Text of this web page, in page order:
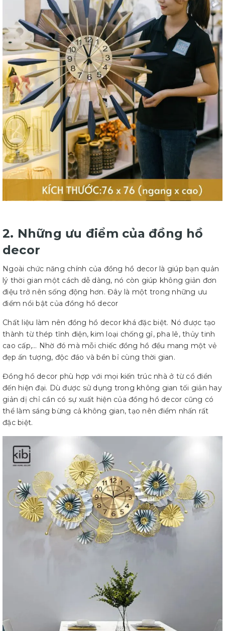
2. Những ưu điểm của đồng hồ
decor
Ngoài chức năng chính của đồng hồ decor là giúp bạn quản
lý thời gian một cách dễ dàng, nó còn giúp không giản đơn
điệu trở nên sống động hơn. Đây là một trong những ưu
điểm nổi bật của đồng hồ decor
Chất liệu làm nên đồng hồ decor khá đặc biệt. Nó được tạo
thành từ thép tĩnh điện, kim loại chống gỉ, pha lê, thủy tinh
cao cấp,… Nhờ đó mà mỗi chiếc đồng hồ đều mang một vẻ
đẹp ấn tượng, độc đáo và bền bỉ cùng thời gian.
Đồng hồ decor phù hợp với mọi kiến trúc nhà ở từ cổ điển
đến hiện đại. Dù được sử dụng trong không gian tối giản hay
giản dị chỉ cần có sự xuất hiện của đồng hồ decor cũng có
thể làm sáng bừng cả không gian, tạo nên điểm nhấn rất
đặc biệt.